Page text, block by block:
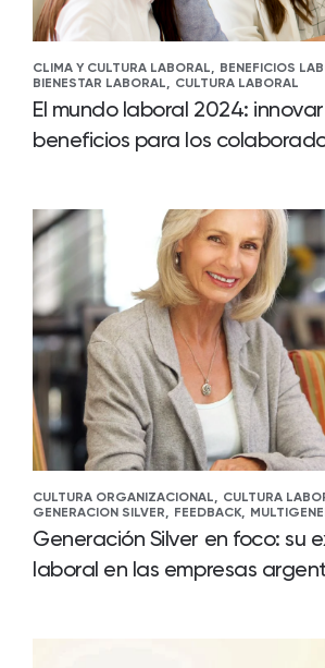
CLIMA Y CULTURA LABORAL, BENEFICIOS
BIENESTAR LABORAL, CULTURA LABORAL
El mundo laboral 2024:
beneficios para los
CULTURA ORGANIZACIONAL, CULTURA
GENERACION SILVER, FEEDBACK,
Generación Silver en foco: su
laboral en las empresas